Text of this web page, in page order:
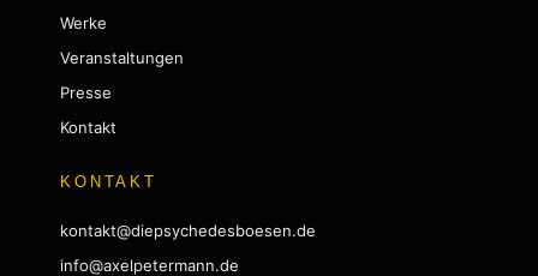
Werke
Veranstaltungen
Presse
Kontakt
KONTAKT
kontakt@diepsychedesboesen.de
info@axelpetermann.de